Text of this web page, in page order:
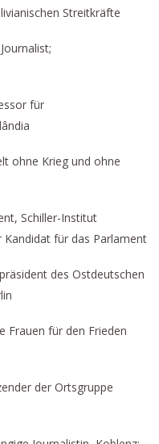
Streitkräfte
für
ohne Krieg und ohne
Schiller-Institut
Kandidat für das Parlament
des Ostdeutschen
Frauen für den Frieden
der Ortsgruppe